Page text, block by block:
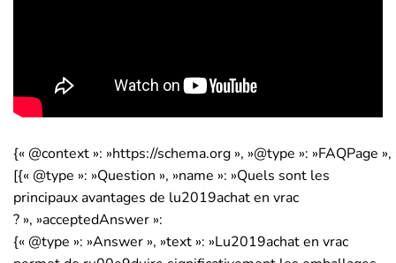
{« @context »: »https://schema.org », »@type »: »FAQPage
[{« @type »: »Question », »name »: »Quels sont les
principaux avantages de lu2019achat en vrac
? », »acceptedAnswer »:
{« @type »: »Answer », »text »: »Lu2019achat en vrac